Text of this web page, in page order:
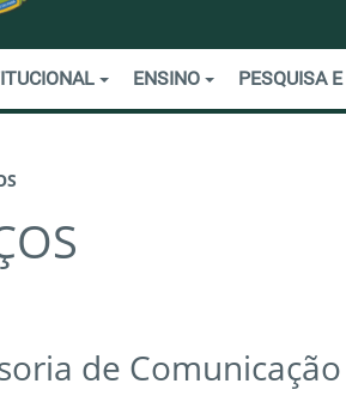
ENSINO PESQUISA
de Comunicação